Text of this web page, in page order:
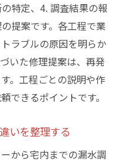
特定、4. 調査結果の報
提案です。各工程で業
ラブルの原因を明らか
いた修理提案は、再発
。工程ごとの説明や作
できるポイントです。
いを整理する
から宅内までの漏水調